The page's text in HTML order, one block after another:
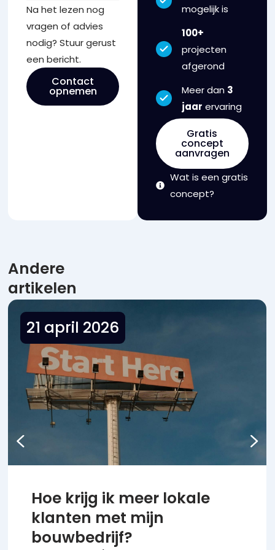
Na het lezen nog
vragen of advies
nodig? Stuur gerust
een bericht.
Contact
opnemen
mogelijk is
100+
projecten
afgerond
Meer dan 3
jaar ervaring
Gratis
concept
aanvragen
Wat is een gratis
concept?
Andere
artikelen
21 april 2026
Hoe krijg ik meer lokale
klanten met mijn
bouwbedrijf?